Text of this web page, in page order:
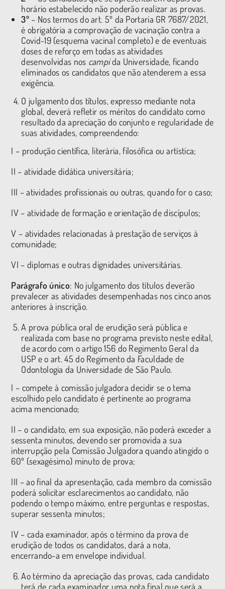
horário estabelecido não poderão realizar as provas.
3º – Nos termos do art. 5º da Portaria GR 7687/2021,
é obrigatória a comprovação de vacinação contra a
Covid-19 (esquema vacinal completo) e de eventuais
doses de reforço em todas as atividades
desenvolvidas nos campida Universidade, ficando
eliminados os candidatos que não atenderem a essa
exigência.
O julgamento dos títulos, expresso mediante nota
global, deverá refletir os méritos do candidato como
resultado da apreciação do conjunto e regularidade de
suas atividades, compreendendo:
I – produção científica, literária, filosófica ou artística;
II – atividade didática universitária;
III – atividades profissionais ou outras, quando for o caso;
IV – atividade de formação e orientação de discípulos;
V – atividades relacionadas à prestação de serviços à
comunidade;
VI – diplomas e outras dignidades universitárias.
Parágrafo único: No julgamento dos títulos deverão
prevalecer as atividades desempenhadas nos cinco anos
anteriores à inscrição.
A prova pública oral de erudição será pública e
realizada com base no programa previsto neste edital,
de acordo com o artigo 156 do Regimento Geral da
USP e o art. 45 do Regimento da Faculdade de
Odontologia da Universidade de São Paulo.
I – compete à comissão julgadora decidir se o tema
escolhido pelo candidato é pertinente ao programa
acima mencionado;
II – o candidato, em sua exposição, não poderá exceder a
sessenta minutos, devendo ser promovida a sua
interrupção pela Comissão Julgadora quando atingido o
60º (sexagésimo) minuto de prova;
III – ao final da apresentação, cada membro da comissão
poderá solicitar esclarecimentos ao candidato, não
podendo o tempo máximo, entre perguntas e respostas,
superar sessenta minutos;
IV – cada examinador, após o término da prova de
erudição de todos os candidatos, dará a nota,
encerrando-a em envelope individual.
Ao término da apreciação das provas, cada candidato
terá de cada examinador uma nota final que será a